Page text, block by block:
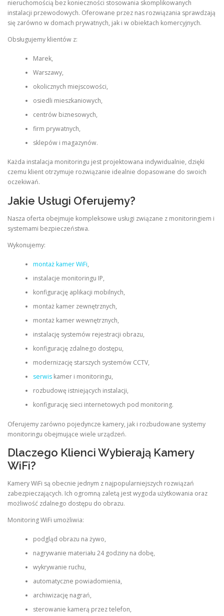
nieruchomością bez konieczności stosowania skomplikowanych
instalacji przewodowych. Oferowane przez nas rozwiązania sprawdzają
się zarówno w domach prywatnych, jak i w obiektach komercyjnych.
Obsługujemy klientów z:
Marek,
Warszawy,
okolicznych miejscowości,
osiedli mieszkaniowych,
centrów biznesowych,
firm prywatnych,
sklepów i magazynów.
Każda instalacja monitoringu jest projektowana indywidualnie, dzięki
czemu klient otrzymuje rozwiązanie idealnie dopasowane do swoich
oczekiwań.
Jakie Usługi Oferujemy?
Nasza oferta obejmuje kompleksowe usługi związane z monitoringiem i
systemami bezpieczeństwa.
Wykonujemy:
montaż kamer WiFi,
instalacje monitoringu IP,
konfigurację aplikacji mobilnych,
montaż kamer zewnętrznych,
montaż kamer wewnętrznych,
instalację systemów rejestracji obrazu,
konfigurację zdalnego dostępu,
modernizację starszych systemów CCTV,
serwiskamer i monitoringu,
rozbudowę istniejących instalacji,
konfigurację sieci internetowych pod monitoring.
Oferujemy zarówno pojedyncze kamery, jak i rozbudowane systemy
monitoringu obejmujące wiele urządzeń.
Dlaczego Klienci Wybierają Kamery
WiFi?
Kamery WiFi są obecnie jednym z najpopularniejszych rozwiązań
zabezpieczających. Ich ogromną zaletą jest wygoda użytkowania oraz
możliwość zdalnego dostępu do obrazu.
Monitoring WiFi umożliwia:
podgląd obrazu na żywo,
nagrywanie materiału 24 godziny na dobę,
wykrywanie ruchu,
automatyczne powiadomienia,
archiwizację nagrań,
sterowanie kamerą przez telefon,